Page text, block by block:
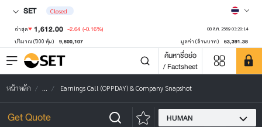
SET Closed
ล่าสุด 1,612.00 -2.64 (-0.16%) 08 ส.ค. 2569 03:20:14
ปริมาณ ('000 หุ้น) 9,800,107 มูลค่า (ล้านบาท) 63,391.38
ค้นหาชื่อย่อ
/ Factsheet
หน้าหลัก ... Earnings Call (OPPDAY) & Company Snapshot
HUMAN